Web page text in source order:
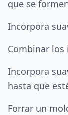
que se
Incorpora
Combinar los
Incorpora
hasta que
Forrar un